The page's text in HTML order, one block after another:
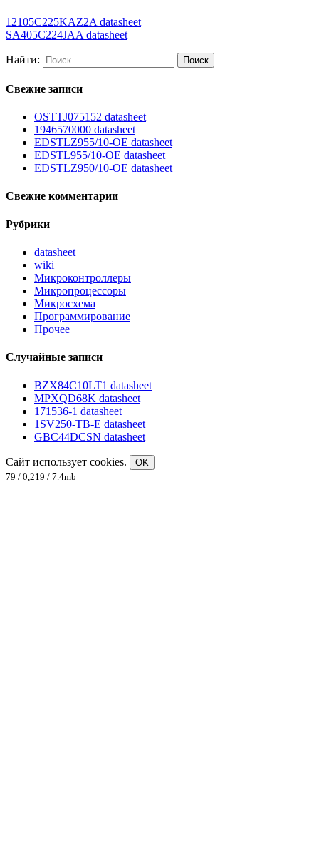
12105C225KAZ2A datasheet
SA405C224JAA datasheet
Найти:
Свежие записи
OSTTJ075152 datasheet
1946570000 datasheet
EDSTLZ955/10-OE datasheet
EDSTL955/10-OE datasheet
EDSTLZ950/10-OE datasheet
Свежие комментарии
Рубрики
datasheet
wiki
Микроконтроллеры
Микропроцессоры
Микросхема
Программирование
Прочее
Случайные записи
BZX84C10LT1 datasheet
MPXQD68K datasheet
171536-1 datasheet
1SV250-TB-E datasheet
GBC44DCSN datasheet
Сайт использует cookies.
OK
79 / 0,219 / 7.4mb